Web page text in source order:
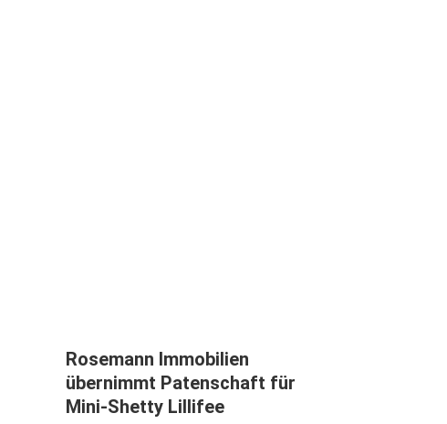
Rosemann Immobilien
übernimmt Patenschaft für
Mini-Shetty Lillifee